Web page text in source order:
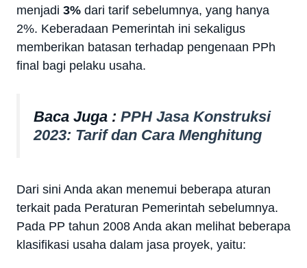
menjadi 3% dari tarif sebelumnya, yang hanya
2%. Keberadaan Pemerintah ini sekaligus
memberikan batasan terhadap pengenaan PPh
final bagi pelaku usaha.
Baca Juga : PPH Jasa Konstruksi
2023: Tarif dan Cara Menghitung
Dari sini Anda akan menemui beberapa aturan
terkait pada Peraturan Pemerintah sebelumnya.
Pada PP tahun 2008 Anda akan melihat beberapa
klasifikasi usaha dalam jasa proyek, yaitu: